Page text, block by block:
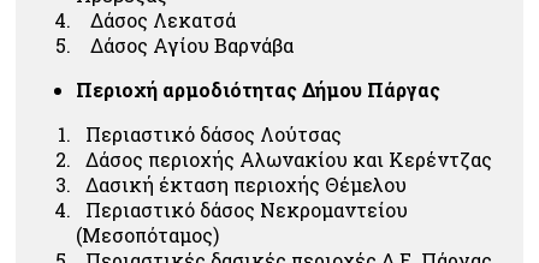
Δάσος Λεκατσά
Δάσος Αγίου Βαρνάβα
Περιοχή αρμοδιότητας Δήμου Πάργας
Περιαστικό δάσος Λούτσας
Δάσος περιοχής Αλωνακίου και Κερέντζας
Δασική έκταση περιοχής Θέμελου
Περιαστικό δάσος Νεκρομαντείου
(Μεσοπόταμος)